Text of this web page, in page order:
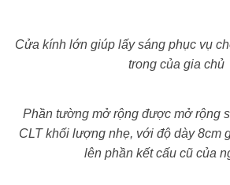
Cửa kính lớn giúp lấy sáng phục vụ
trong của gia chủ
Phần tường mở rộng được mở rộng
CLT khối lượng nhẹ, với độ dày 8cm
lên phần kết cấu cũ của